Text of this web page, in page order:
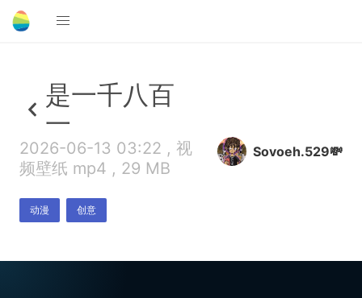
是一千八百
一
2026-06-13 03:22 , 视
频壁纸 mp4 , 29 MB
动漫 创意
Sovoeh.529💸